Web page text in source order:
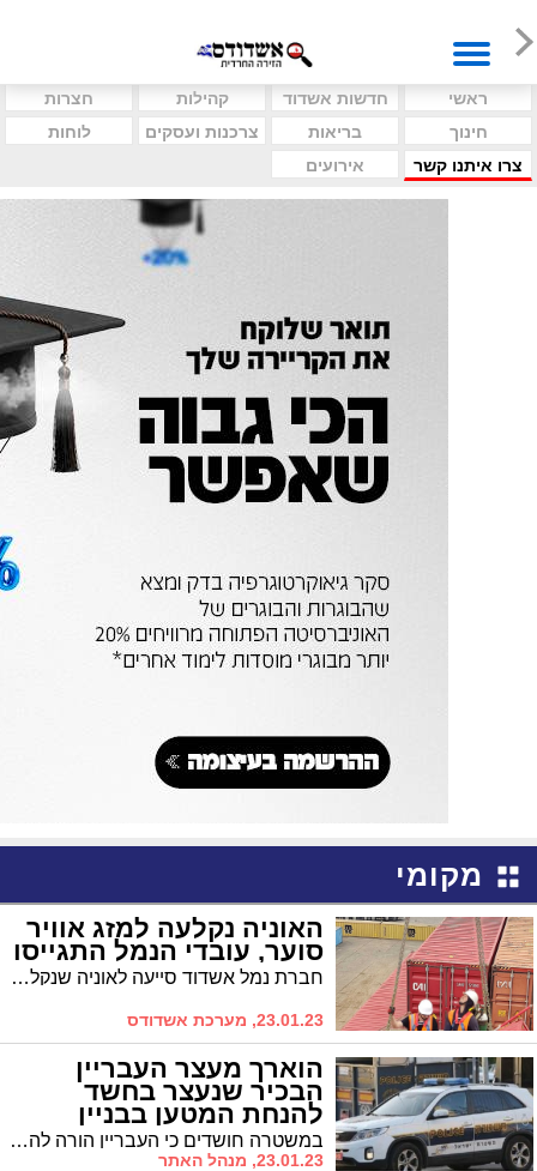
ראשי חדשות אשדוד קהילות
חצרות
חינוך
בריאות צרכנות ועסקים
לוחות
צרו איתנו קשר
אירועים
מקומי
האוניה נקלעה למזג אוויר
סוער, עובדי הנמל התגייסו
חברת נמל אשדוד סייעה לאוניה שנקלעה למזג אוויר סוער עם מבצע חילוץ הנדסי לפריקה בטוחה של מכולות שהיו בהטייה
23.01.23, מערכת אשדודס
הוארך מעצר העבריין
הבכיר שנעצר בחשד
להנחת המטען בבניין
ברובע ו' במשטרה חושדים כי העבריין הורה להניח את מטען החבלה בסמוך לביתו של מי, שעל פי החשד, הצית רכב בבעלותו לפני מספר שבועות. סניגורו, עו"ד נס בן נתן, ציין כי אין מרשו לא קשור למטען וכי למשטרה אין בדל ראיה נגד מרשו
23.01.23, מנהל האתר